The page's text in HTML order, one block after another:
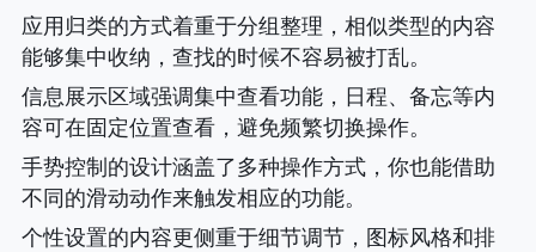
应用归类的方式着重于分组整理，相似类型的内容
能够集中收纳，查找的时候不容易被打乱。
信息展示区域强调集中查看功能，日程、备忘等内
容可在固定位置查看，避免频繁切换操作。
手势控制的设计涵盖了多种操作方式，你也能借助
不同的滑动动作来触发相应的功能。
个性设置的内容更侧重于细节调节，图标风格和排